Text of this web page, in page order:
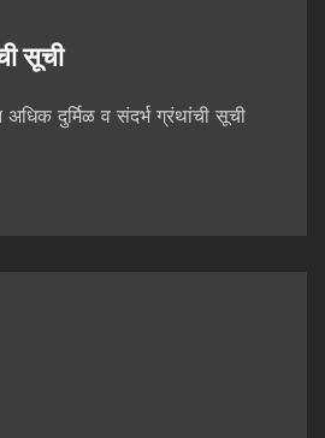
सूची
दुर्मिळ व संदर्भ ग्रंथांची सूची